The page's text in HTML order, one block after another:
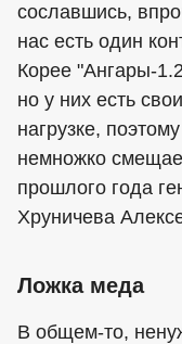
сославшись,
нас есть один
Корее "Ангары-
но у них есть
нагрузке,
немножко
прошлого года
Хруничева
Ложка меда
В общем-то,